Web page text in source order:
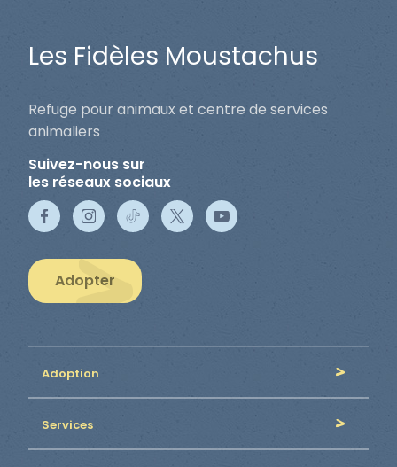
Les Fidèles Moustachus
Refuge pour animaux et centre de services
animaliers
Suivez-nous sur
les réseaux sociaux
Adopter
Adoption
Services